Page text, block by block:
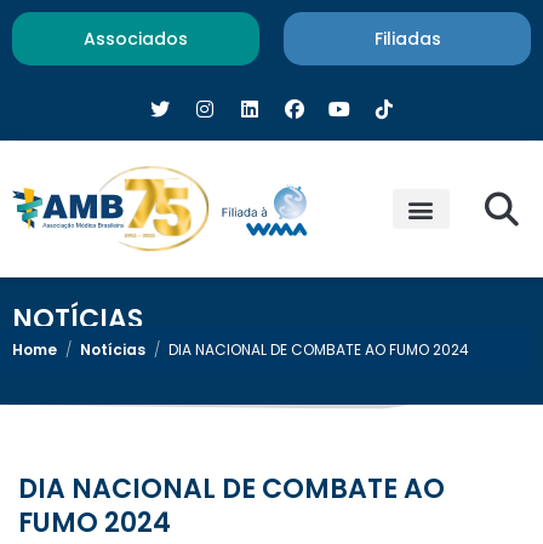
Associados Filiadas
NOTÍCIAS
Home / Notícias / DIA NACIONAL DE COMBATE AO FUMO 2024
DIA NACIONAL DE COMBATE AO
FUMO 2024